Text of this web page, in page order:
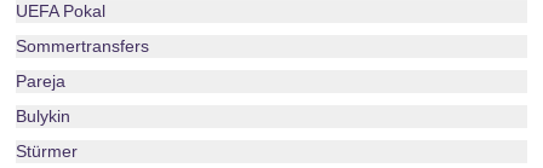
UEFA Pokal
Sommertransfers
Pareja
Bulykin
Stürmer